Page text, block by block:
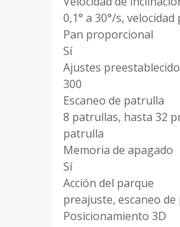
0,1° a 30°/s,
Pan proporcional
Sí
Ajustes
300
Escaneo de patrulla
8 patrullas, hasta 32
patrulla
Memoria de apagado
Sí
Acción del parque
preajuste, escaneo
Posicionamiento 3D